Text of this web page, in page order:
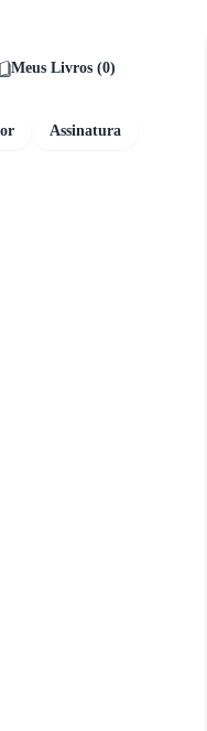
Meus Livros (0)
Assinatura